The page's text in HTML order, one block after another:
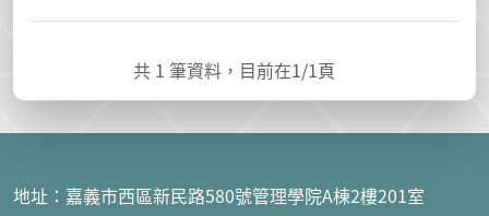
共 1 筆資料，目前在1/1頁
地址：嘉義市西區新民路580號管理學院A棟2樓201室